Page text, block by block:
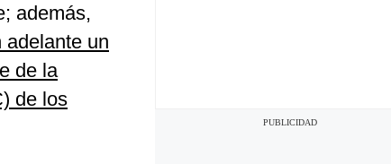
además,
adelante un
de la
de los